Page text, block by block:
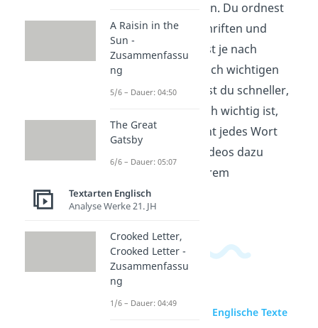
Wort zu übersetzen. Du ordnest
Textarten, Überschriften und
Absätze und suchst je nach
Aufgabe gezielt nach wichtigen
Stellen. So erkennst du schneller,
was im Text wirklich wichtig ist,
auch wenn du nicht jedes Wort
kennst. Weitere Videos dazu
findest du in unserem
Englischbereich
zur Videoseite: Englische Texte
A Raisin in the
Sun -
Zusammenfassu
ng
5/6 – Dauer: 04:50
The Great
Gatsby
6/6 – Dauer: 05:07
Textarten Englisch
Analyse Werke 21. JH
Crooked Letter,
Crooked Letter -
Zusammenfassu
ng
1/6 – Dauer: 04:49